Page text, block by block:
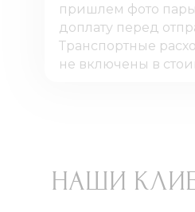
пришлем фото
доплату перед
Транспортные
не включены в
НАШИ